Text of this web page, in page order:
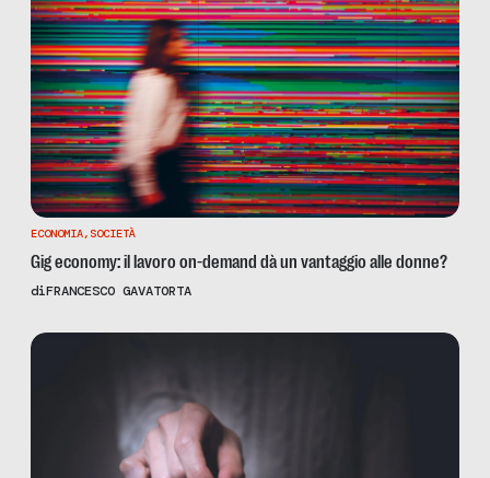
ECONOMIA, SOCIETÀ
Gig economy: il lavoro on-demand dà un vantaggio alle donne?
diFRANCESCO GAVATORTA